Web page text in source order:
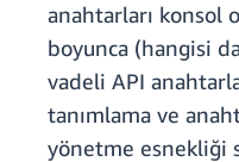
anahtarları konsol
boyunca (hangisi
vadeli API
tanımlama ve
yönetme esnekliği